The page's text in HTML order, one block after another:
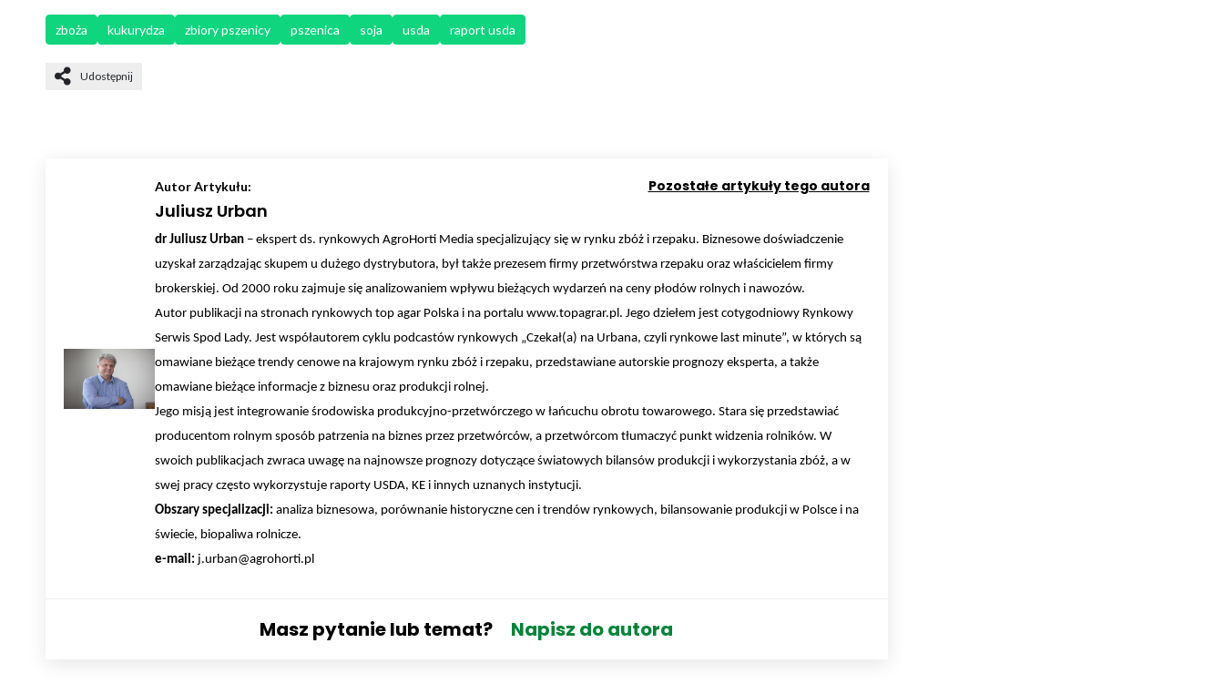
zboża kukurydza zbiory pszenicy pszenica soja usda raport usda
Udostępnij
Autor Artykułu:
Juliusz Urban
dr Juliusz Urban– ekspert ds. rynkowych AgroHorti Media specjalizujący się w rynku zbóż i rzepaku. Biznesowe doświadczenie
uzyskał zarządzając skupem u dużego dystrybutora, był także prezesem firmy przetwórstwa rzepaku oraz właścicielem firmy
brokerskiej. Od 2000 roku zajmuje się analizowaniem wpływu bieżących wydarzeń na ceny płodów rolnych i nawozów.
Autor publikacji na stronach rynkowych top agar Polska i na portalu www.topagrar.pl. Jego dziełem jest cotygodniowy Rynkowy
Serwis Spod Lady. Jest współautorem cyklu podcastów rynkowych „Czekał(a) na Urbana, czyli rynkowe last minute”, w których są
omawiane bieżące trendy cenowe na krajowym rynku zbóż i rzepaku, przedstawiane autorskie prognozy eksperta, a także
omawiane bieżące informacje z biznesu oraz produkcji rolnej.
Jego misją jest integrowanie środowiska produkcyjno-przetwórczego w łańcuchu obrotu towarowego. Stara się przedstawiać
producentom rolnym sposób patrzenia na biznes przez przetwórców, a przetwórcom tłumaczyć punkt widzenia rolników. W
swoich publikacjach zwraca uwagę na najnowsze prognozy dotyczące światowych bilansów produkcji i wykorzystania zbóż, a w
swej pracy często wykorzystuje raporty USDA, KE i innych uznanych instytucji.
Obszary specjalizacji: analiza biznesowa, porównanie historyczne cen i trendów rynkowych, bilansowanie produkcji w Polsce i na
świecie, biopaliwa rolnicze.
e-mail: j.urban@agrohorti.pl
Pozostałe artykuły tego autora
Masz pytanie lub temat? Napisz do autora